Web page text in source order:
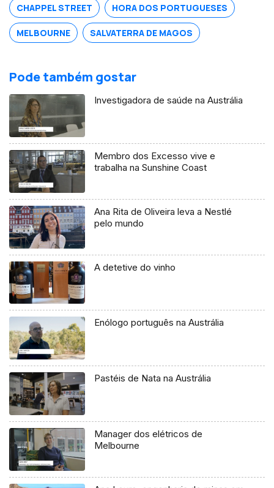
CHAPPEL STREET HORA DOS PORTUGUESES
MELBOURNE SALVATERRA DE MAGOS
Pode também gostar
Investigadora de saúde na Austrália
Membro dos Excesso vive e
trabalha na Sunshine Coast
Ana Rita de Oliveira leva a Nestlé
pelo mundo
A detetive do vinho
Enólogo português na Austrália
Pastéis de Nata na Austrália
Manager dos elétricos de
Melbourne